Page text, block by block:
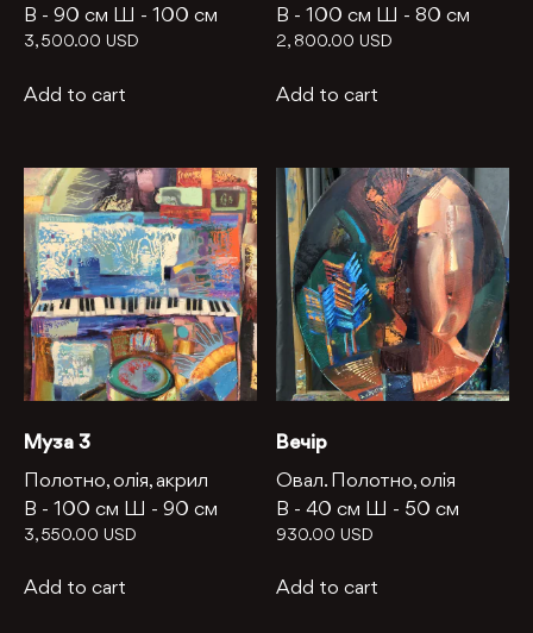
В - 90 см Ш - 100 см
3, 500.00 USD
Add to cart
В -100 см Ш -80 см
2, 800.00 USD
Add to cart
Муза 3
Полотно, олія, акрил
В - 100 см Ш - 90 см
3, 550.00 USD
Add to cart
Вечір
Овал. Полотно, олія
В -40 см Ш - 50 см
930.00 USD
Add to cart